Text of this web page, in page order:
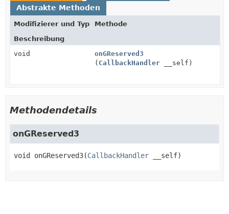
Abstrakte Methoden
Modifizierer und Typ
Methode
Beschreibung
void
onGReserved3
( CallbackHandler __self)
Methodendetails
onGReserved3
void onGReserved3(CallbackHandler __self)